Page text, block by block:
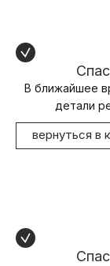
В ближайшее
детали
вернуться в